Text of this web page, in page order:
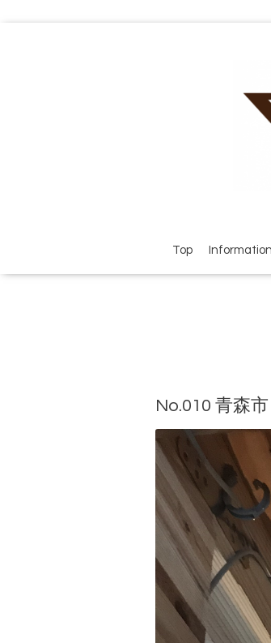
Top Information
No.010 青森